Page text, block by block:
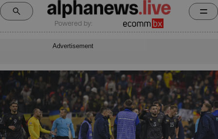
Powered by:
Advertisement